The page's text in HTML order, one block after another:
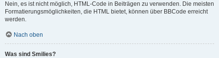
Nein, es ist nicht möglich, HTML-Code in Beiträgen zu verwenden. Die meisten
Formatierungsmöglichkeiten, die HTML bietet, können über BBCode erreicht
werden.
Nach oben
Was sind Smilies?